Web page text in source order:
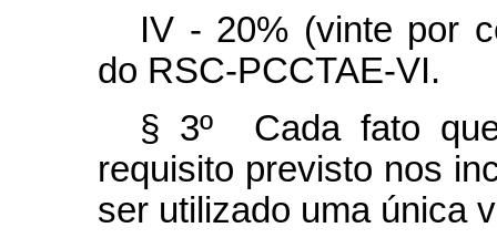
IV - 20% (vinte por
do RSC-PCCTAE-VI.
§ 3º Cada fato
requisito previsto nos
ser utilizado uma única